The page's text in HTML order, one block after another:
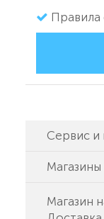
Сервис и
Магазин